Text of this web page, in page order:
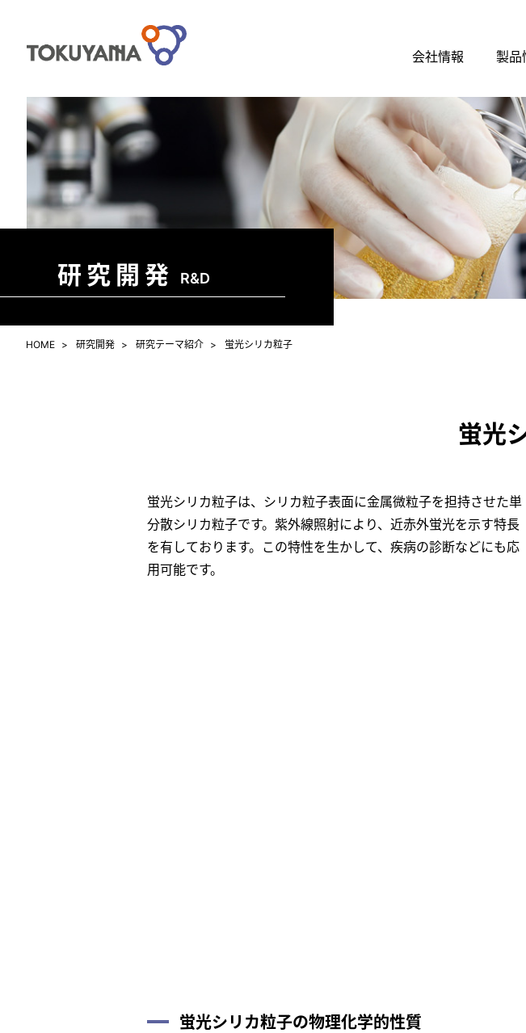
会社情報 製品
研究開発 R&D
HOME 研究開発 研究テーマ紹介 蛍光シリカ粒子
蛍光
蛍光シリカ粒子は、シリカ粒子表面に金属微粒子を担持させた単
分散シリカ粒子です。紫外線照射により、近赤外蛍光を示す特長
を有しております。この特性を生かして、疾病の診断などにも応
用可能です。
蛍光シリカ粒子の物理化学的性質